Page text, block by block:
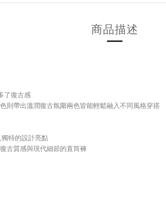
商品描述
了復古感
則帶出溫潤復古氛圍兩色皆能輕鬆融入不同風格穿搭
特的設計亮點
古質感與現代細節的直筒褲